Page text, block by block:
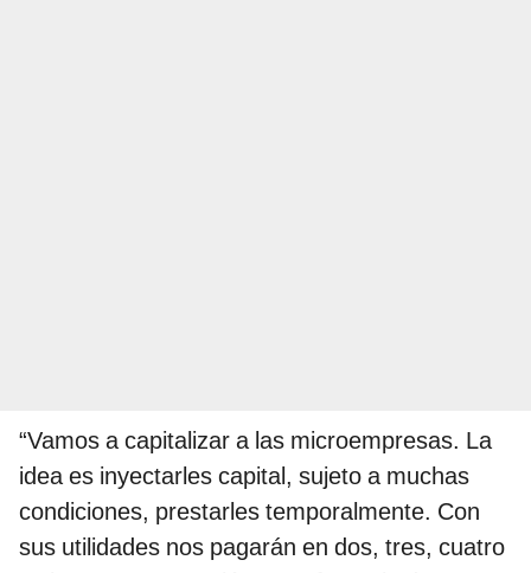
“Vamos a capitalizar a las microempresas. La
idea es inyectarles capital, sujeto a muchas
condiciones, prestarles temporalmente. Con
sus utilidades nos pagarán en dos, tres, cuatro